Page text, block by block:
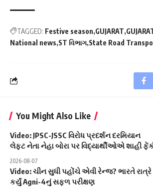
TAGGED: Festive season GUJARAT
National news ST વિભાગ State Road
You Might Also Like
Video: JPSC-JSSC વિરોધ પ્રદર્શન દરમિયાન
લેફ્ટ નેતા નેહા બોરા પર વિદ્યાર્થીઓએ શાહી
2026-08-07
Video: ચીન સુધી પહોંચે એવી રેન્જ? ભારતે રાત્રે
કર્યું Agni-4નું સફળ પરીક્ષણ